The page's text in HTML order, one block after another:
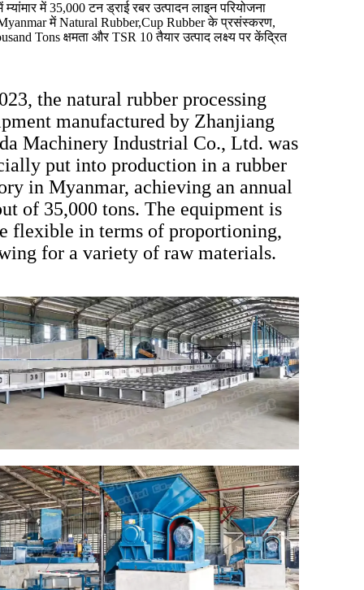
म्यांमार में 35,000 टन ड्राई रबर उत्पादन लाइन परियोजना
में Natural Rubber,Cup Rubber के प्रसंस्करण,
Tons क्षमता और TSR 10 तैयार उत्पाद लक्ष्य पर केंद्रित
the natural rubber processing
manufactured by Zhanjiang
Machinery Industrial Co., Ltd. was
put into production in a rubber
in Myanmar, achieving an annual
of 35,000 tons. The equipment is
flexible in terms of proportioning,
for a variety of raw materials.